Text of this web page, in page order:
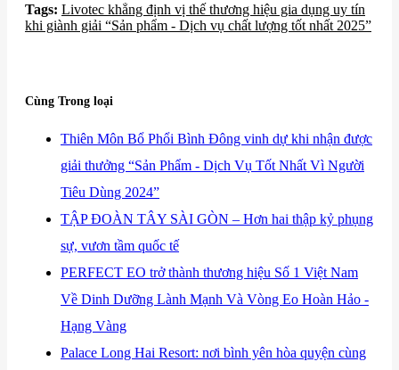
Tags: ​Livotec khẳng định vị thế thương hiệu gia dụng uy tín
khi giành giải “Sản phẩm - Dịch vụ chất lượng tốt nhất 2025”
Cùng Trong loại
​Thiên Môn Bổ Phổi Bình Đông vinh dự khi nhận được
giải thưởng “Sản Phẩm - Dịch Vụ Tốt Nhất Vì Người
Tiêu Dùng 2024”
​TẬP ĐOÀN TÂY SÀI GÒN – Hơn hai thập kỷ phụng
sự, vươn tầm quốc tế
​PERFECT EO trở thành thương hiệu Số 1 Việt Nam
Về Dinh Dưỡng Lành Mạnh Và Vòng Eo Hoàn Hảo -
Hạng Vàng
​Palace Long Hai Resort: nơi bình yên hòa quyện cùng